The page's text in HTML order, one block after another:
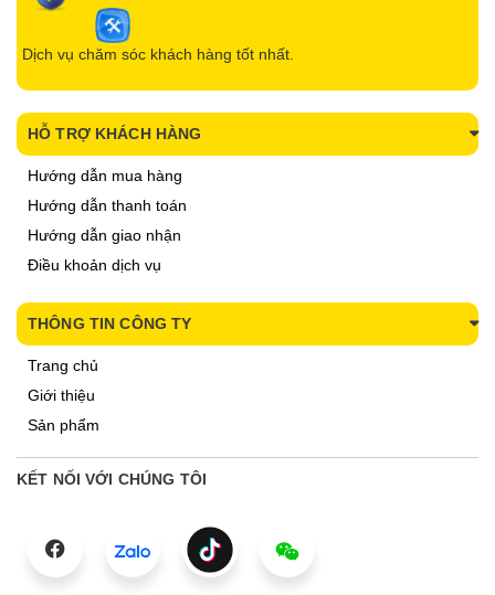
Dịch vụ chăm sóc khách hàng tốt nhất.
HỖ TRỢ KHÁCH HÀNG
Hướng dẫn mua hàng
Hướng dẫn thanh toán
Hướng dẫn giao nhận
Điều khoản dịch vụ
THÔNG TIN CÔNG TY
Trang chủ
Giới thiệu
Sản phẩm
KẾT NỐI VỚI CHÚNG TÔI